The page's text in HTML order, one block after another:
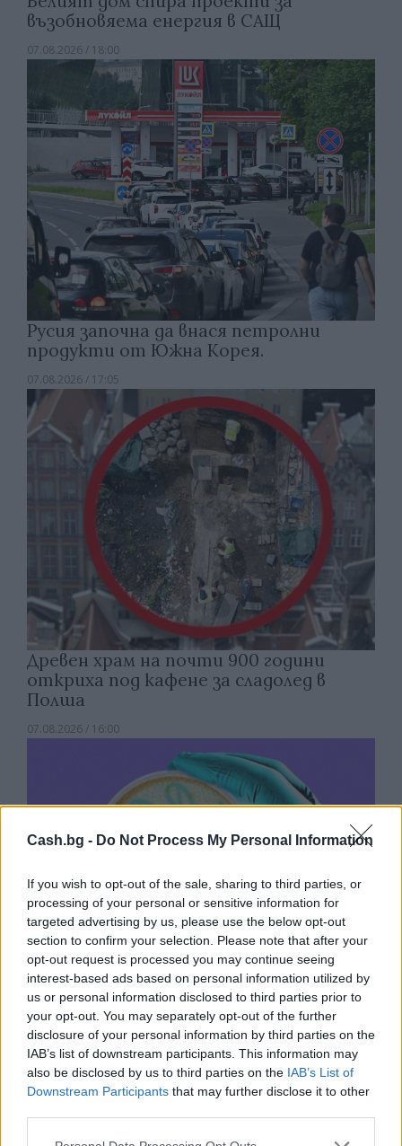
Cash.bg - Do Not Process My Personal Information
If you wish to opt-out of the sale, sharing to third parties, or
processing of your personal or sensitive information for
targeted advertising by us, please use the below opt-out
section to confirm your selection. Please note that after your
opt-out request is processed you may continue seeing
interest-based ads based on personal information utilized by
us or personal information disclosed to third parties prior to
your opt-out. You may separately opt-out of the further
disclosure of your personal information by third parties on the
IAB’s list of downstream participants. This information may
also be disclosed by us to third parties on the IAB’s List of
Downstream Participants that may further disclose it to other
възобновяема енергия в САЩ
07.08.2026 / 18:00
Русия започна да внася петролни
продукти от Южна Корея.
07.08.2026 / 17:05
Древен храм на почти 900 години
откриха под кафене за сладолед в
Полша
07.08.2026 / 16:00
Изкуствен интелект за първи път
създаде нови жизнеспособни вируси
07.08.2026 / 15:30